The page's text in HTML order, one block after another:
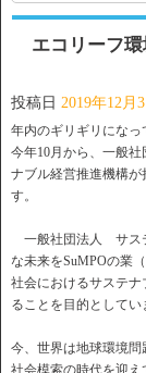
エコリーフ
投稿日 2019年12月
年内のギリギリになっ
今年10月から、一般
ナブル経営推進機構が
す。
一般社団法人 サス
な未来をSuMPOの業
社会におけるサステ
ることを目的としてい
今、世界は地球環境
社会模索の時代を迎